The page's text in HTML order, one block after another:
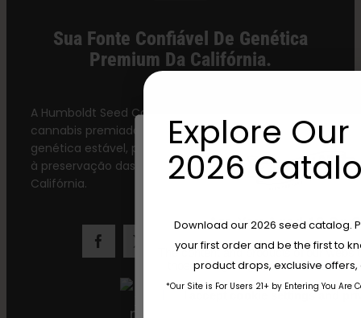
Sua Fonte Confiável De Genética
Premium Da Califórnia.
A Humboldt Seed Company fornece sementes de
cannabis premiadas e de alto rendimento com
genética estável, práticas sustentáveis e dedicação
à preservação das melhores variedades da
Califórnia.
Are You Aged 18 Or
The content and products of our
those of legal age.Please see
age_gapI accept cookie settings and
Explore Our
2026
Download our 2026 seed catalog.
your first order and be the first to
product drops, exclusive
*Our Site is For Users 21+ by Entering You Are